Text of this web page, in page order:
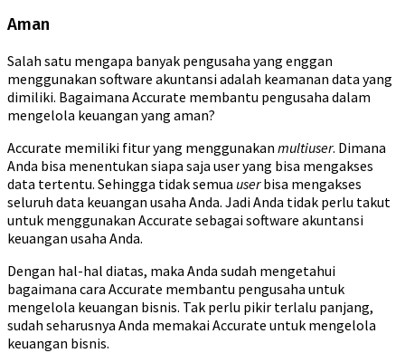
Aman
Salah satu mengapa banyak pengusaha yang enggan
menggunakan software akuntansi adalah keamanan data yang
dimiliki. Bagaimana Accurate membantu pengusaha dalam
mengelola keuangan yang aman?
Accurate memiliki fitur yang menggunakan multiuser. Dimana
Anda bisa menentukan siapa saja user yang bisa mengakses
data tertentu. Sehingga tidak semua userbisa mengakses
seluruh data keuangan usaha Anda. Jadi Anda tidak perlu takut
untuk menggunakan Accurate sebagai software akuntansi
keuangan usaha Anda.
Dengan hal-hal diatas, maka Anda sudah mengetahui
bagaimana cara Accurate membantu pengusaha untuk
mengelola keuangan bisnis. Tak perlu pikir terlalu panjang,
sudah seharusnya Anda memakai Accurate untuk mengelola
keuangan bisnis.